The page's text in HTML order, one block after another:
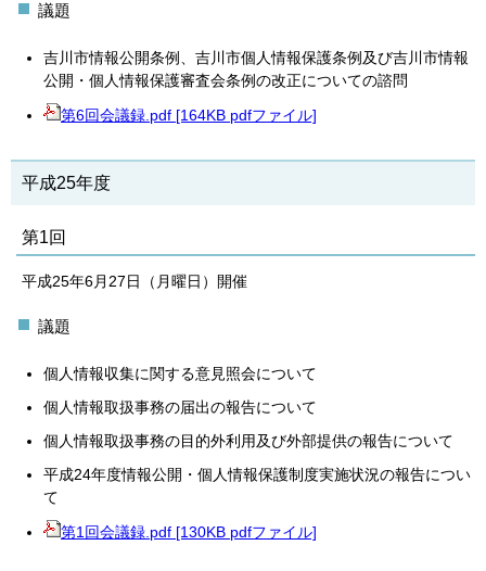
議題
吉川市情報公開条例、吉川市個人情報保護条例及び吉川市情報
公開・個人情報保護審査会条例の改正についての諮問
第6回会議録.pdf [164KB pdfファイル]
平成25年度
第1回
平成25年6月27日（月曜日）開催
議題
個人情報収集に関する意見照会について
個人情報取扱事務の届出の報告について
個人情報取扱事務の目的外利用及び外部提供の報告について
平成24年度情報公開・個人情報保護制度実施状況の報告につい
て
第1回会議録.pdf [130KB pdfファイル]